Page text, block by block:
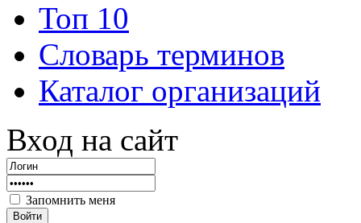
Топ 10
Словарь терминов
Каталог организаций
Вход на сайт
Запомнить меня
Войти